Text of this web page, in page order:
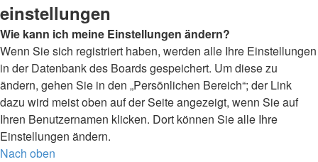
einstellungen
Wie kann ich meine Einstellungen ändern?
Wenn Sie sich registriert haben, werden alle Ihre Einstellungen
in der Datenbank des Boards gespeichert. Um diese zu
ändern, gehen Sie in den „Persönlichen Bereich“; der Link
dazu wird meist oben auf der Seite angezeigt, wenn Sie auf
Ihren Benutzernamen klicken. Dort können Sie alle Ihre
Einstellungen ändern.
Nach oben